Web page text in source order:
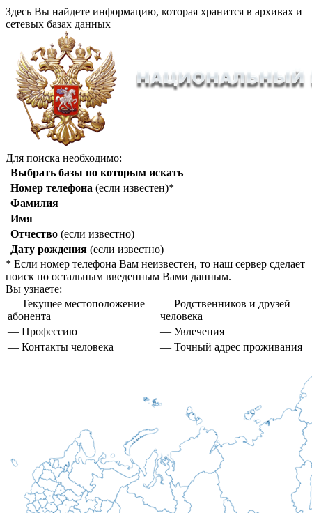
Здесь Вы найдете информацию, которая хранится в архивах и
сетевых базах данных
Для поиска необходимо:
Выбрать базы по которым искать
Номер телефона (если известен)*
Фамилия
Имя
Отчество (если известно)
Дату рождения (если известно)
* Если номер телефона Вам неизвестен, то наш сервер сделает
поиск по остальным введенным Вами данным.
Вы узнаете:
— Текущее местоположение
абонента
— Родственников и друзей
человека
— Профессию
— Увлечения
— Контакты человека
— Точный адрес проживания